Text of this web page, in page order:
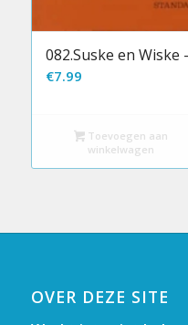
082.Suske en
€7.99
Toevoegen aan
winkelwagen
OVER DEZE SITE